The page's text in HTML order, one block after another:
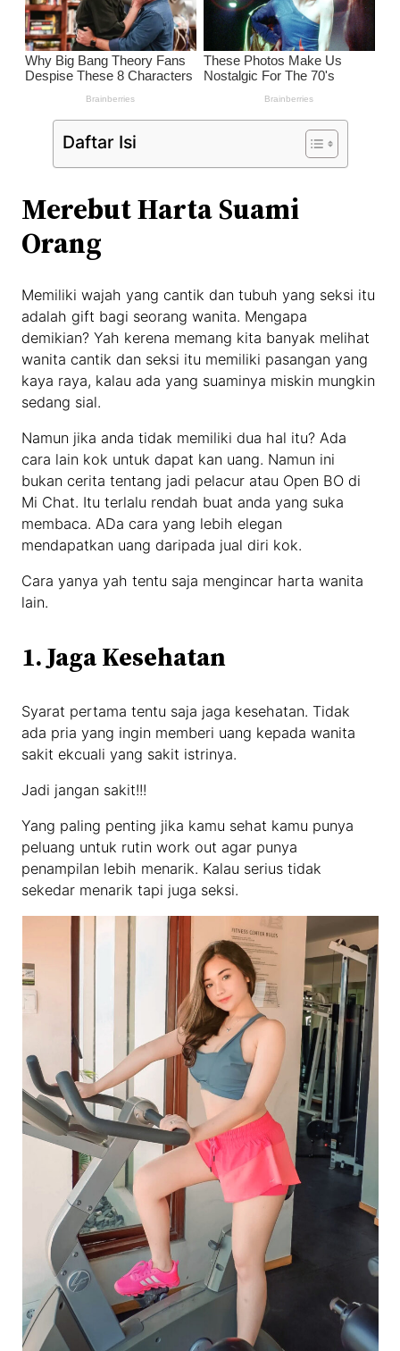
Daftar Isi
Merebut Harta Suami
Orang
Memiliki wajah yang cantik dan tubuh yang seksi itu
adalah gift bagi seorang wanita. Mengapa
demikian? Yah kerena memang kita banyak melihat
wanita cantik dan seksi itu memiliki pasangan yang
kaya raya, kalau ada yang suaminya miskin mungkin
sedang sial.
Namun jika anda tidak memiliki dua hal itu? Ada
cara lain kok untuk dapat kan uang. Namun ini
bukan cerita tentang jadi pelacur atau Open BO di
Mi Chat. Itu terlalu rendah buat anda yang suka
membaca. ADa cara yang lebih elegan
mendapatkan uang daripada jual diri kok.
Cara yanya yah tentu saja mengincar harta wanita
lain.
1. Jaga Kesehatan
Syarat pertama tentu saja jaga kesehatan. Tidak
ada pria yang ingin memberi uang kepada wanita
sakit ekcuali yang sakit istrinya.
Jadi jangan sakit!!!
Yang paling penting jika kamu sehat kamu punya
peluang untuk rutin work out agar punya
penampilan lebih menarik. Kalau serius tidak
sekedar menarik tapi juga seksi.